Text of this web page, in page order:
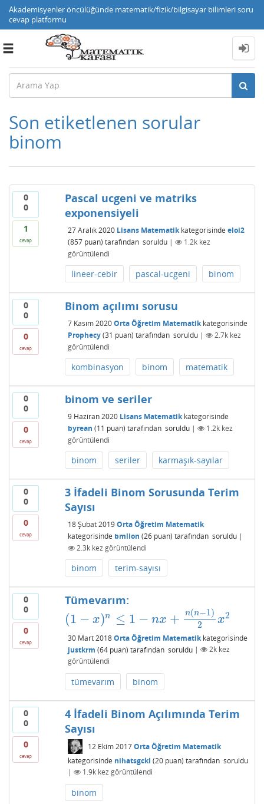
Akademisyenler öncülüğünde matematik/fizik/bilgisayar bilimleri soru
cevap platformu
Toggle
Son etiketlenen sorular
binom
0
0
1
cevap
Pascal ucgeni ve matriks
exponensiyeli
27 Aralık 2020 Lisans Matematikkategorisinde eloi2
(857puan) tarafından soruldu | 1.2kkez
görüntülendi
lineer-cebir pascal-ucgeni binom
0
0
0
cevap
Binom açılımı sorusu
7 Kasım 2020 Orta Öğretim Matematikkategorisinde
Prophecy (31 puan) tarafından soruldu | 2.7kkez
görüntülendi
kombinasyon binom matematik
0
0
0
cevap
binom ve seriler
9 Haziran 2020 Lisans Matematikkategorisinde
byrean (11 puan) tarafından soruldu | 1.2kkez
görüntülendi
binom seriler karmaşık-sayılar
0
0
0
cevap
3 İfadeli Binom Sorusunda Terim
Sayısı
18 Şubat 2019 Orta Öğretim Matematik
kategorisinde bmlion (26puan) tarafından soruldu |
2.3kkez görüntülendi
binom terim-sayısı
0
0
0
cevap
Tümevarım:
(1 − x)n ≤ 1 − nx + n(n−1)
2
x2
(1− x)n≤1− nx+ n n− 1)2x2
30 Mart 2018 Orta Öğretim Matematikkategorisinde
justkrm (64puan) tarafından soruldu | 2kkez
görüntülendi
tümevarım binom
0
0
0
cevap
4 İfadeli Binom Açılımında Terim
Sayısı
12 Ekim 2017 Orta Öğretim Matematik
kategorisinde nihatsgckl (20puan) tarafından soruldu
|
1.9kkez görüntülendi
binom